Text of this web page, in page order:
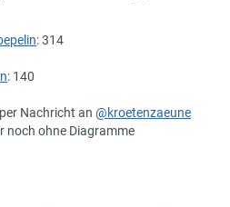
: 314
: 140
Nachricht an @kroetenzaeune
noch ohne Diagramme